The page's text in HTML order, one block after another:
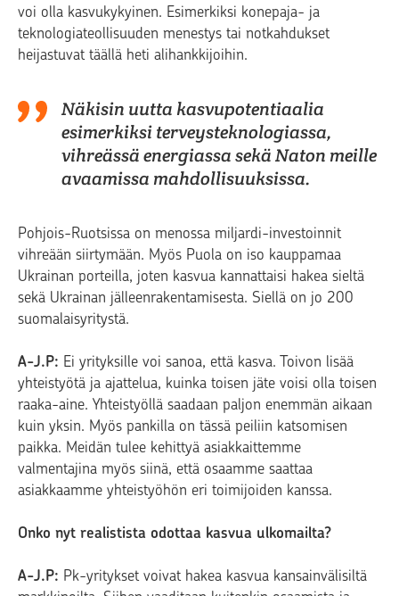
voi olla kasvukykyinen. Esimerkiksi konepaja- ja
teknologiateollisuuden menestys tai notkahdukset
heijastuvat täällä heti alihankkijoihin.
Näkisin uutta kasvupotentiaalia
esimerkiksi terveysteknologiassa,
vihreässä energiassa sekä Naton meille
avaamissa mahdollisuuksissa.
Pohjois-Ruotsissa on menossa miljardi-investoinnit
vihreään siirtymään. Myös Puola on iso kauppamaa
Ukrainan porteilla, joten kasvua kannattaisi hakea sieltä
sekä Ukrainan jälleenrakentamisesta. Siellä on jo 200
suomalaisyritystä.
A-J.P: Ei yrityksille voi sanoa, että kasva. Toivon lisää
yhteistyötä ja ajattelua, kuinka toisen jäte voisi olla toisen
raaka-aine. Yhteistyöllä saadaan paljon enemmän aikaan
kuin yksin. Myös pankilla on tässä peiliin katsomisen
paikka. Meidän tulee kehittyä asiakkaittemme
valmentajina myös siinä, että osaamme saattaa
asiakkaamme yhteistyöhön eri toimijoiden kanssa.
Onko nyt realistista odottaa kasvua ulkomailta?
A-J.P: Pk-yritykset voivat hakea kasvua kansainvälisiltä